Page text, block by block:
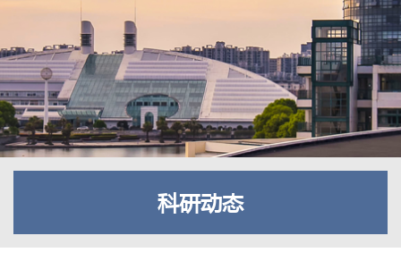
科研动态